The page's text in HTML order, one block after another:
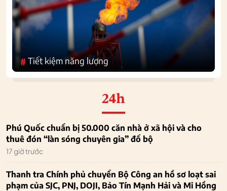
#Tiết kiệm năng lượng
24h
Phú Quốc chuẩn bị 50.000 căn nhà ở xã hội và cho
thuê đón “làn sóng chuyên gia” đổ bộ
17 giờ trước
Thanh tra Chính phủ chuyển Bộ Công an hồ sơ loạt sai
phạm của SJC, PNJ, DOJI, Bảo Tín Mạnh Hải và Mi Hồng